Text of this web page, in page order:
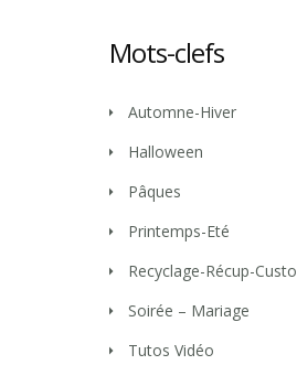
Mots-clefs
Automne-Hiver
Halloween
Pâques
Printemps-Eté
Recyclage-Récup-Custo
Soirée – Mariage
Tutos Vidéo